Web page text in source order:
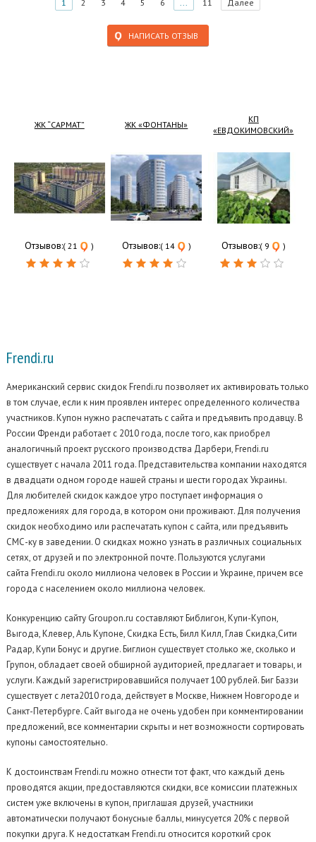
1 2 3 4 5 6 ... 11 Далее
НАПИСАТЬ ОТЗЫВ
ЖК “САРМАТ”
Отзывов:( 21 )
ЖК «ФОНТАНЫ»
Отзывов:( 14 )
КП
«ЕВДОКИМОВСКИЙ»
Отзывов:( 9 )
Frendi.ru
Американский сервис скидок Frendi.ru позволяет их активировать только
в том случае, если к ним проявлен интерес определенного количества
участников.Купон нужно распечатать с сайта и предъявить продавцу. В
России Френди работает с 2010 года, после того, как приобрел
аналогичный проект русского производства Дарбери, Frendi.ru
существует с начала 2011 года. Представительства компании находятся
в двадцати одном городе нашей страны и шести городах Украины.
Для любителей скидок каждое утро поступает информация о
предложениях для города, в котором они проживают. Для получения
скидок необходимо или распечатать купон с сайта, или предъявить
СМС-ку в заведении. О скидках можно узнать в различных социальных
сетях, от друзей и по электронной почте. Пользуются услугами
сайта Frendi.ru около миллиона человек в России и Украине, причем все
города с населением около миллиона человек.
Конкуренцию сайту Groupon.ru составляют Библигон, Купи-Купон,
Выгода, Клевер, Аль Купоне, Скидка Есть, Билл Килл, Глав Скидка,Сити
Радар, Купи Бонус и другие. Биглион существует столько же, сколько и
Групон, обладает своей обширной аудиторией, предлагает и товары, и
услуги. Каждый зарегистрировавшийся получает 100 рублей. Биг Баззи
существует с лета2010 года, действует в Москве, Нижнем Новгороде и
Санкт-Петербурге. Сайт выгода не очень удобен при комментировании
предложений, все комментарии скрыты и нет возможности сортировать
купоны самостоятельно.
К достоинствам Frendi.ru можно отнести тот факт, что каждый день
проводятся акции, предоставляются скидки, все комиссии платежных
систем уже включены в купон, приглашая друзей, участники
автоматически получают бонусные баллы, минусуется 20% с первой
покупки друга. К недостаткам Frendi.ru относится короткий срок